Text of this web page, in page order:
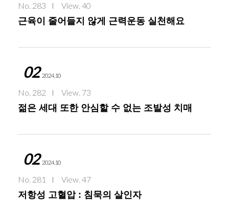
No. 283 View. 40
근육이 줄어들지 않게 근력운동 실천해요
02 2024.10
No. 282 View. 73
젊은 세대 또한 안심할 수 없는 조발성 치매
02 2024.10
No. 281 View. 47
저항성 고혈압 : 침묵의 살인자